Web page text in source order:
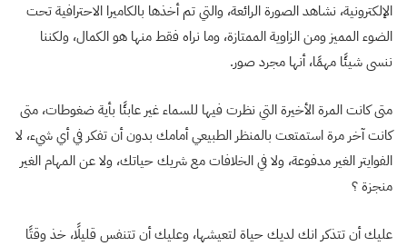
الإلكترونية، نشاهد الصورة الرائعة، والتي تم أخذها بالكاميرا الاحترافية تحت
الضوء المميز ومن الزاوية الممتازة، وما نراه فقط منها هو الكمال، ولكننا
ننسى شيئًا مهمًا، أنها مجرد صور.
متى كانت المرة الأخيرة التي نظرت فيها للسماء غير عابئًا بأية ضغوطات، متى
كانت آخر مرة استمتعت بالمنظر الطبيعي أمامك بدون أن تفكر في أي شيء، لا
الفوايتر الغير مدفوعة، ولا في الخلافات مع شريك حياتك، ولا عن المهام الغير
منجزة ؟
عليك أن تتذكر انك لديك حياة لتعيشها، وعليك أن تتنفس قليلًا، خذ وقتًا